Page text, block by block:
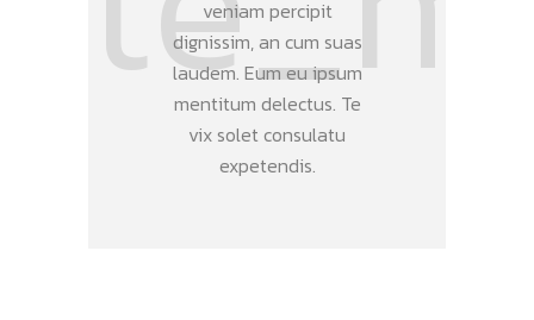
veniam percipit
dignissim, an cum suas
laudem. Eum eu ipsum
mentitum delectus. Te
vix solet consulatu
expetendis.